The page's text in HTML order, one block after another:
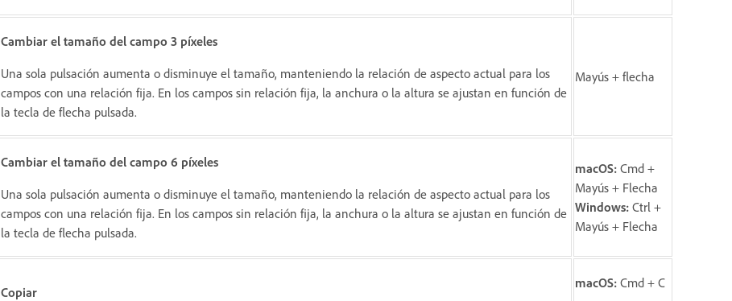
Cambiar el tamaño del campo 3 píxeles
Una sola pulsación aumenta o disminuye el tamaño, manteniendo la relación de aspecto actual para los
campos con una relación fija. En los campos sin relación fija, la anchura o la altura se ajustan en función de
la tecla de flecha pulsada.
Mayús + flecha
Cambiar el tamaño del campo 6 píxeles
Una sola pulsación aumenta o disminuye el tamaño, manteniendo la relación de aspecto actual para los
campos con una relación fija. En los campos sin relación fija, la anchura o la altura se ajustan en función de
la tecla de flecha pulsada.
macOS: Cmd +
Mayús + Flecha
Windows: Ctrl +
Mayús + Flecha
Copiar
macOS: Cmd + C